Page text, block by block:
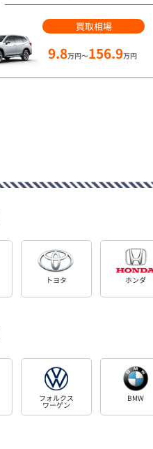
買取相場
9.8万円～156.9万円
トヨタ ホンダ
フォルクス
ワーゲン
BMW